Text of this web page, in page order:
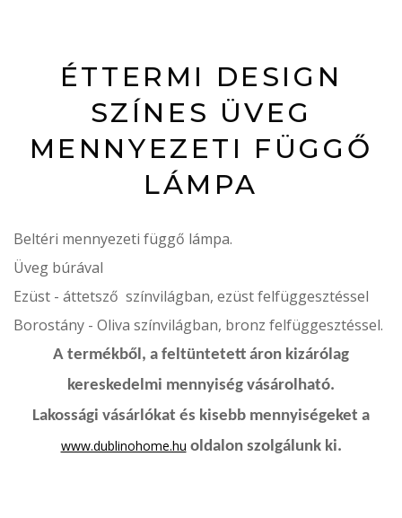
ÉTTERMI DESIGN
SZÍNES ÜVEG
MENNYEZETI FÜGGŐ
LÁMPA
Beltéri mennyezeti függő lámpa.
Üveg búrával
Ezüst - áttetsző színvilágban, ezüst felfüggesztéssel
Borostány - Oliva színvilágban, bronz felfüggesztéssel.
A termékből, a feltüntetett áron kizárólag
kereskedelmi mennyiség vásárolható.
Lakossági vásárlókat és kisebb mennyiségeket a
www.dublinohome.hu oldalon szolgálunk ki.